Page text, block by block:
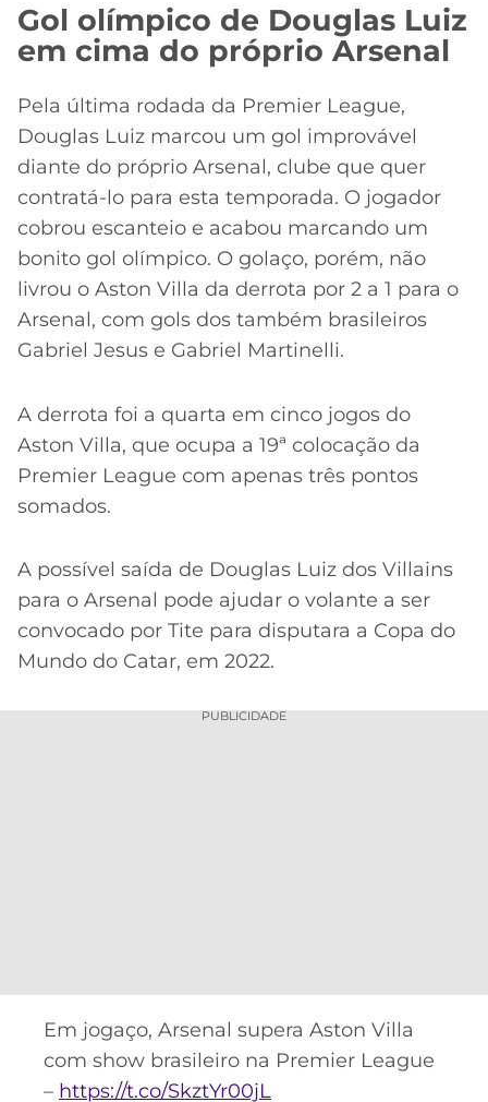
Gol olímpico de Douglas Luiz
em cima do próprio Arsenal
Pela última rodada da Premier League,
Douglas Luiz marcou um gol improvável
diante do próprio Arsenal, clube que quer
contratá-lo para esta temporada. O jogador
cobrou escanteio e acabou marcando um
bonito gol olímpico. O golaço, porém, não
livrou o Aston Villa da derrota por 2 a 1 para o
Arsenal, com gols dos também brasileiros
Gabriel Jesus e Gabriel Martinelli.
A derrota foi a quarta em cinco jogos do
Aston Villa, que ocupa a 19ª colocação da
Premier League com apenas três pontos
somados.
A possível saída de Douglas Luiz dos Villains
para o Arsenal pode ajudar o volante a ser
convocado por Tite para disputara a Copa do
Mundo do Catar, em 2022.
PUBLICIDADE
Em jogaço, Arsenal supera Aston Villa
com show brasileiro na Premier League
– https://t.co/SkztYr00jL